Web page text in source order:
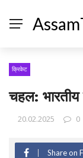
क्रिकेट
चहल:
20.02.2025 0
Share on